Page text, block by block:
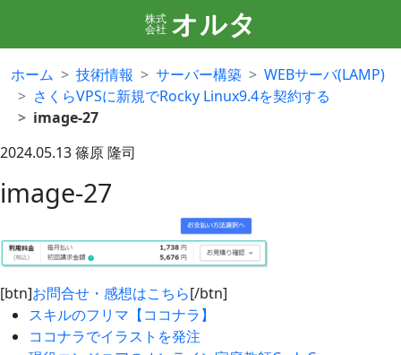
株式
会社 オルタ
ホーム 技術情報 サーバー構築
WEBサーバ(LAMP)
さくらVPSに新規でRocky Linux9.4を契約する
image-27
2024.05.13篠原 隆司
image-27
[btn]お問合せ・感想はこちら[/btn]
スキルのフリマ【ココナラ】
ココナラでイラストを発注